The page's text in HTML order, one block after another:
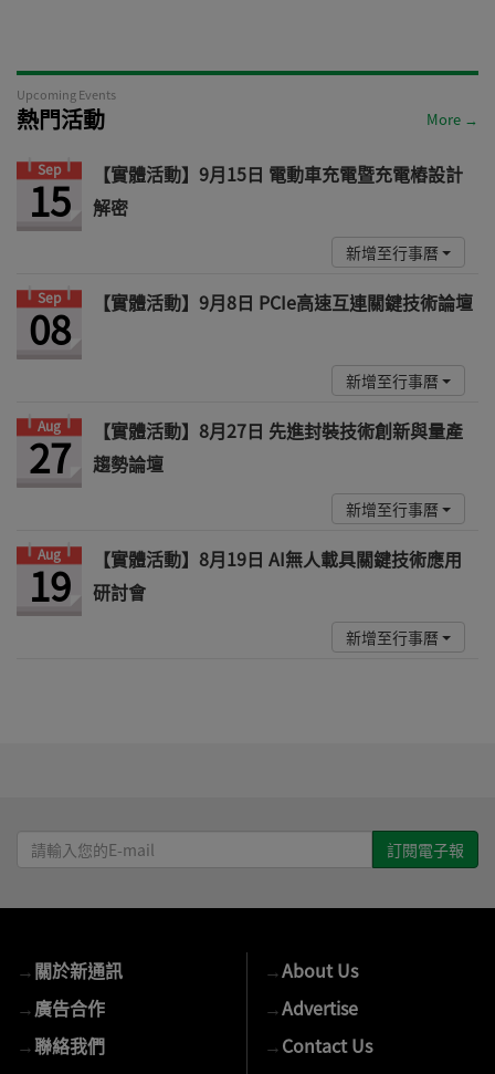
Upcoming Events
熱門活動 More →
Sep
15
【實體活動】9月15日 電動車充電暨充電樁設計
解密
新增至行事曆
Sep
08 【實體活動】9月8日 PCIe高速互連關鍵技術論壇
新增至行事曆
Aug
27
【實體活動】8月27日 先進封裝技術創新與量產
趨勢論壇
新增至行事曆
Aug
19
【實體活動】8月19日 AI無人載具關鍵技術應用
研討會
新增至行事曆
請
輸
E-
mail
→關於新通訊
→廣告合作
→聯絡我們
→About Us
→Advertise
→Contact Us